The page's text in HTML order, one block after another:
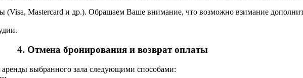
(Visa, Mastercard и др.). Обращаем Ваше внимание, что возможно взимание
4. Отмена бронирования и возврат оплаты
выбранного зала следующими способами: